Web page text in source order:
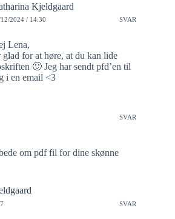
Kjeldgaard
2024 / 14:30 SVAR
Lena,
glad for at høre, at du kan lide
🙂 Jeg har sendt pfd’en til
i en email <3
SVAR
om pdf fil for dine skønne
SVAR